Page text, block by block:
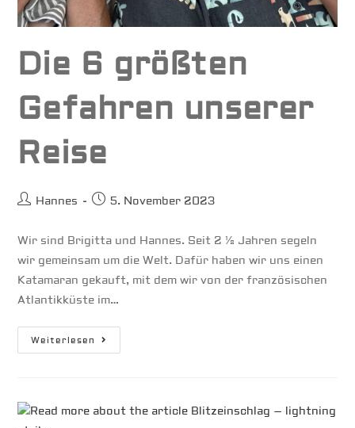
Die 6 größten
Gefahren unserer
Reise
Beitrags-
Hannes
Beitrag
5. November 2023
Wir sind Brigitta und Hannes. Seit 2 ½ Jahren segeln
wir gemeinsam um die Welt. Dafür haben wir uns einen
Katamaran gekauft, mit dem wir von der französischen
Atlantikküste im…
Weiterlesen Die
6